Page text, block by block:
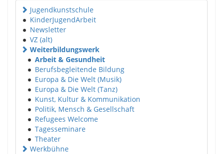
Jugendkunstschule
● KinderJugendArbeit
● Newsletter
● VZ (alt)
Weiterbildungswerk
● Arbeit & Gesundheit
● Berufsbegleitende Bildung
● Europa & Die Welt (Musik)
● Europa & Die Welt (Tanz)
● Kunst, Kultur & Kommunikation
● Politik, Mensch & Gesellschaft
● Refugees Welcome
● Tagesseminare
● Theater
Werkbühne